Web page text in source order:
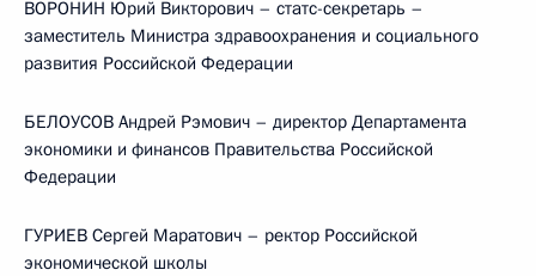
ВОРОНИН Юрий Викторович – статс-секретарь –
заместитель Министра здравоохранения и социального
развития Российской Федерации
БЕЛОУСОВ Андрей Рэмович – директор Департамента
экономики и финансов Правительства Российской
Федерации
ГУРИЕВ Сергей Маратович – ректор Российской
экономической школы